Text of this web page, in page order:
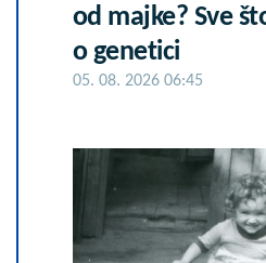
od majke? Sve
o genetici
05. 08. 2026 06:45